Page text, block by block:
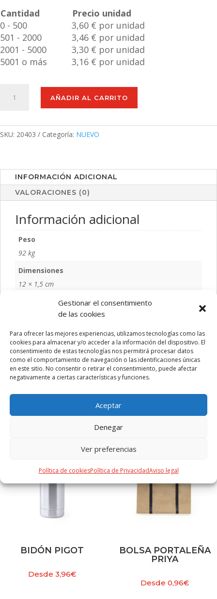
Gestionar el consentimiento
de las cookies
Para ofrecer las mejores experiencias, utilizamos tecnologías como las
cookies para almacenar y/o acceder a la información del dispositivo. El
consentimiento de estas tecnologías nos permitirá procesar datos
como el comportamiento de navegación o las identificaciones únicas
en este sitio. No consentir o retirar el consentimiento, puede afectar
negativamente a ciertas características y funciones.
Aceptar
Denegar
Ver preferencias
Política de cookiesPolítica de PrivacidadAviso legal
Cantidad
Precio unidad
0 - 500
3,60 € por unidad
501 - 2000
3,46 € por unidad
2001 - 5000
3,30 € por unidad
5001 o más
3,16 € por unidad
Thumper
AÑADIR AL CARRITO
SKU: 20403 Categoría: NUEVO
INFORMACIÓN ADICIONAL
VALORACIONES (0)
Información adicional
Peso
92 kg
Dimensiones
12 × 1,5 cm
Talla
S/T
PRODUCTOS RELACIONADOS
BIDÓN PIGOT
Desde 3,96€
BOLSA PORTALEÑA
PRIYA
Desde 0,96€